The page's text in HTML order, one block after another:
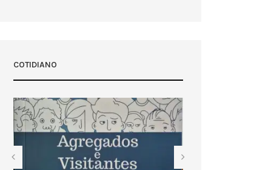
COTIDIANO